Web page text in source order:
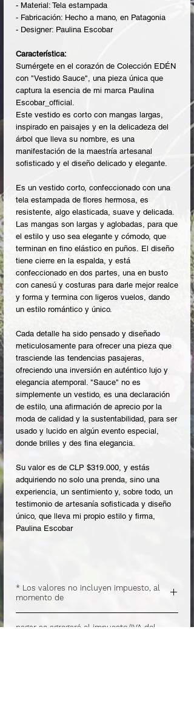
- Material: Tela estampada
- Fabricación: Hecho a mano, en Patagonia
- Designer: Paulina Escobar
Característica:
Sumérgete en el corazón de Colección EDÉN
con "Vestido Sauce", una pieza única que
captura la esencia de mi marca Paulina
Escobar_official.
Este vestido es corto con mangas largas,
inspirado en paisajes y en la delicadeza del
árbol que lleva su nombre, es una
manifestación de la maestría artesanal
sofisticado y el diseño delicado y elegante.
Es un vestido corto, confeccionado con una
tela estampada de flores hermosa, es
resistente, algo elasticada, suave y delicada.
Las mangas son largas y aglobadas, para que
el estilo y uso sea elegante y cómodo, que
terminan en fino elástico en puños. El diseño
tiene cierre en la espalda, y está
confeccionado en dos partes, una en busto
con canesú y costuras para darle mejor realce
y forma y termina con ligeros vuelos, dando
un estilo romántico y único.
Cada detalle ha sido pensado y diseñado
meticulosamente para ofrecer una pieza que
trasciende las tendencias pasajeras,
ofreciendo una inversión en auténtico lujo y
elegancia atemporal. "Sauce" no es
simplemente un vestido, es una declaración
de estilo, una afirmación de aprecio por la
moda de calidad y la sustentabilidad, para ser
usado y lucido en algún evento especial,
donde brilles y des fina elegancia.
Su valor es de CLP $319.000, y estás
adquiriendo no solo una prenda, sino una
experiencia, un sentimiento y, sobre todo, un
testimonio de artesanía sofisticada y diseño
único, que lleva mi propio estilo y firma,
Paulina Escobar
* Los valores no incluyen impuesto, al
momento de
pagar se agregará el impuesto/IVA del